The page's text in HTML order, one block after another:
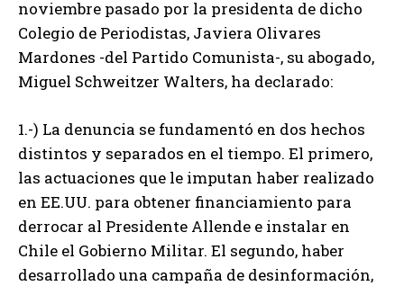
noviembre pasado por la presidenta de dicho
Colegio de Periodistas, Javiera Olivares
Mardones -del Partido Comunista-, su abogado,
Miguel Schweitzer Walters, ha declarado:
1.-) La denuncia se fundamentó en dos hechos
distintos y separados en el tiempo. El primero,
las actuaciones que le imputan haber realizado
en EE.UU. para obtener financiamiento para
derrocar al Presidente Allende e instalar en
Chile el Gobierno Militar. El segundo, haber
desarrollado una campaña de desinformación,